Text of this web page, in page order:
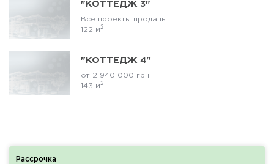
"КОТТЕДЖ 3"
Все проекты проданы
122 м 2
"КОТТЕДЖ 4"
от 2 940 000 грн
143 м 2
Рассрочка